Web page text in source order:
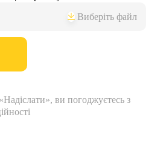
Виберіть файл
ви погоджуєтесь з